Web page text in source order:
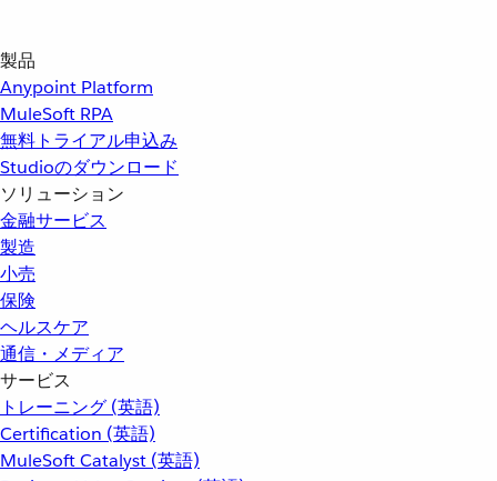
製品
Anypoint Platform
MuleSoft RPA
無料トライアル申込み
Studioのダウンロード
ソリューション
金融サービス
製造
小売
保険
ヘルスケア
通信・メディア
サービス
トレーニング (英語)
Certification (英語)
MuleSoft Catalyst (英語)